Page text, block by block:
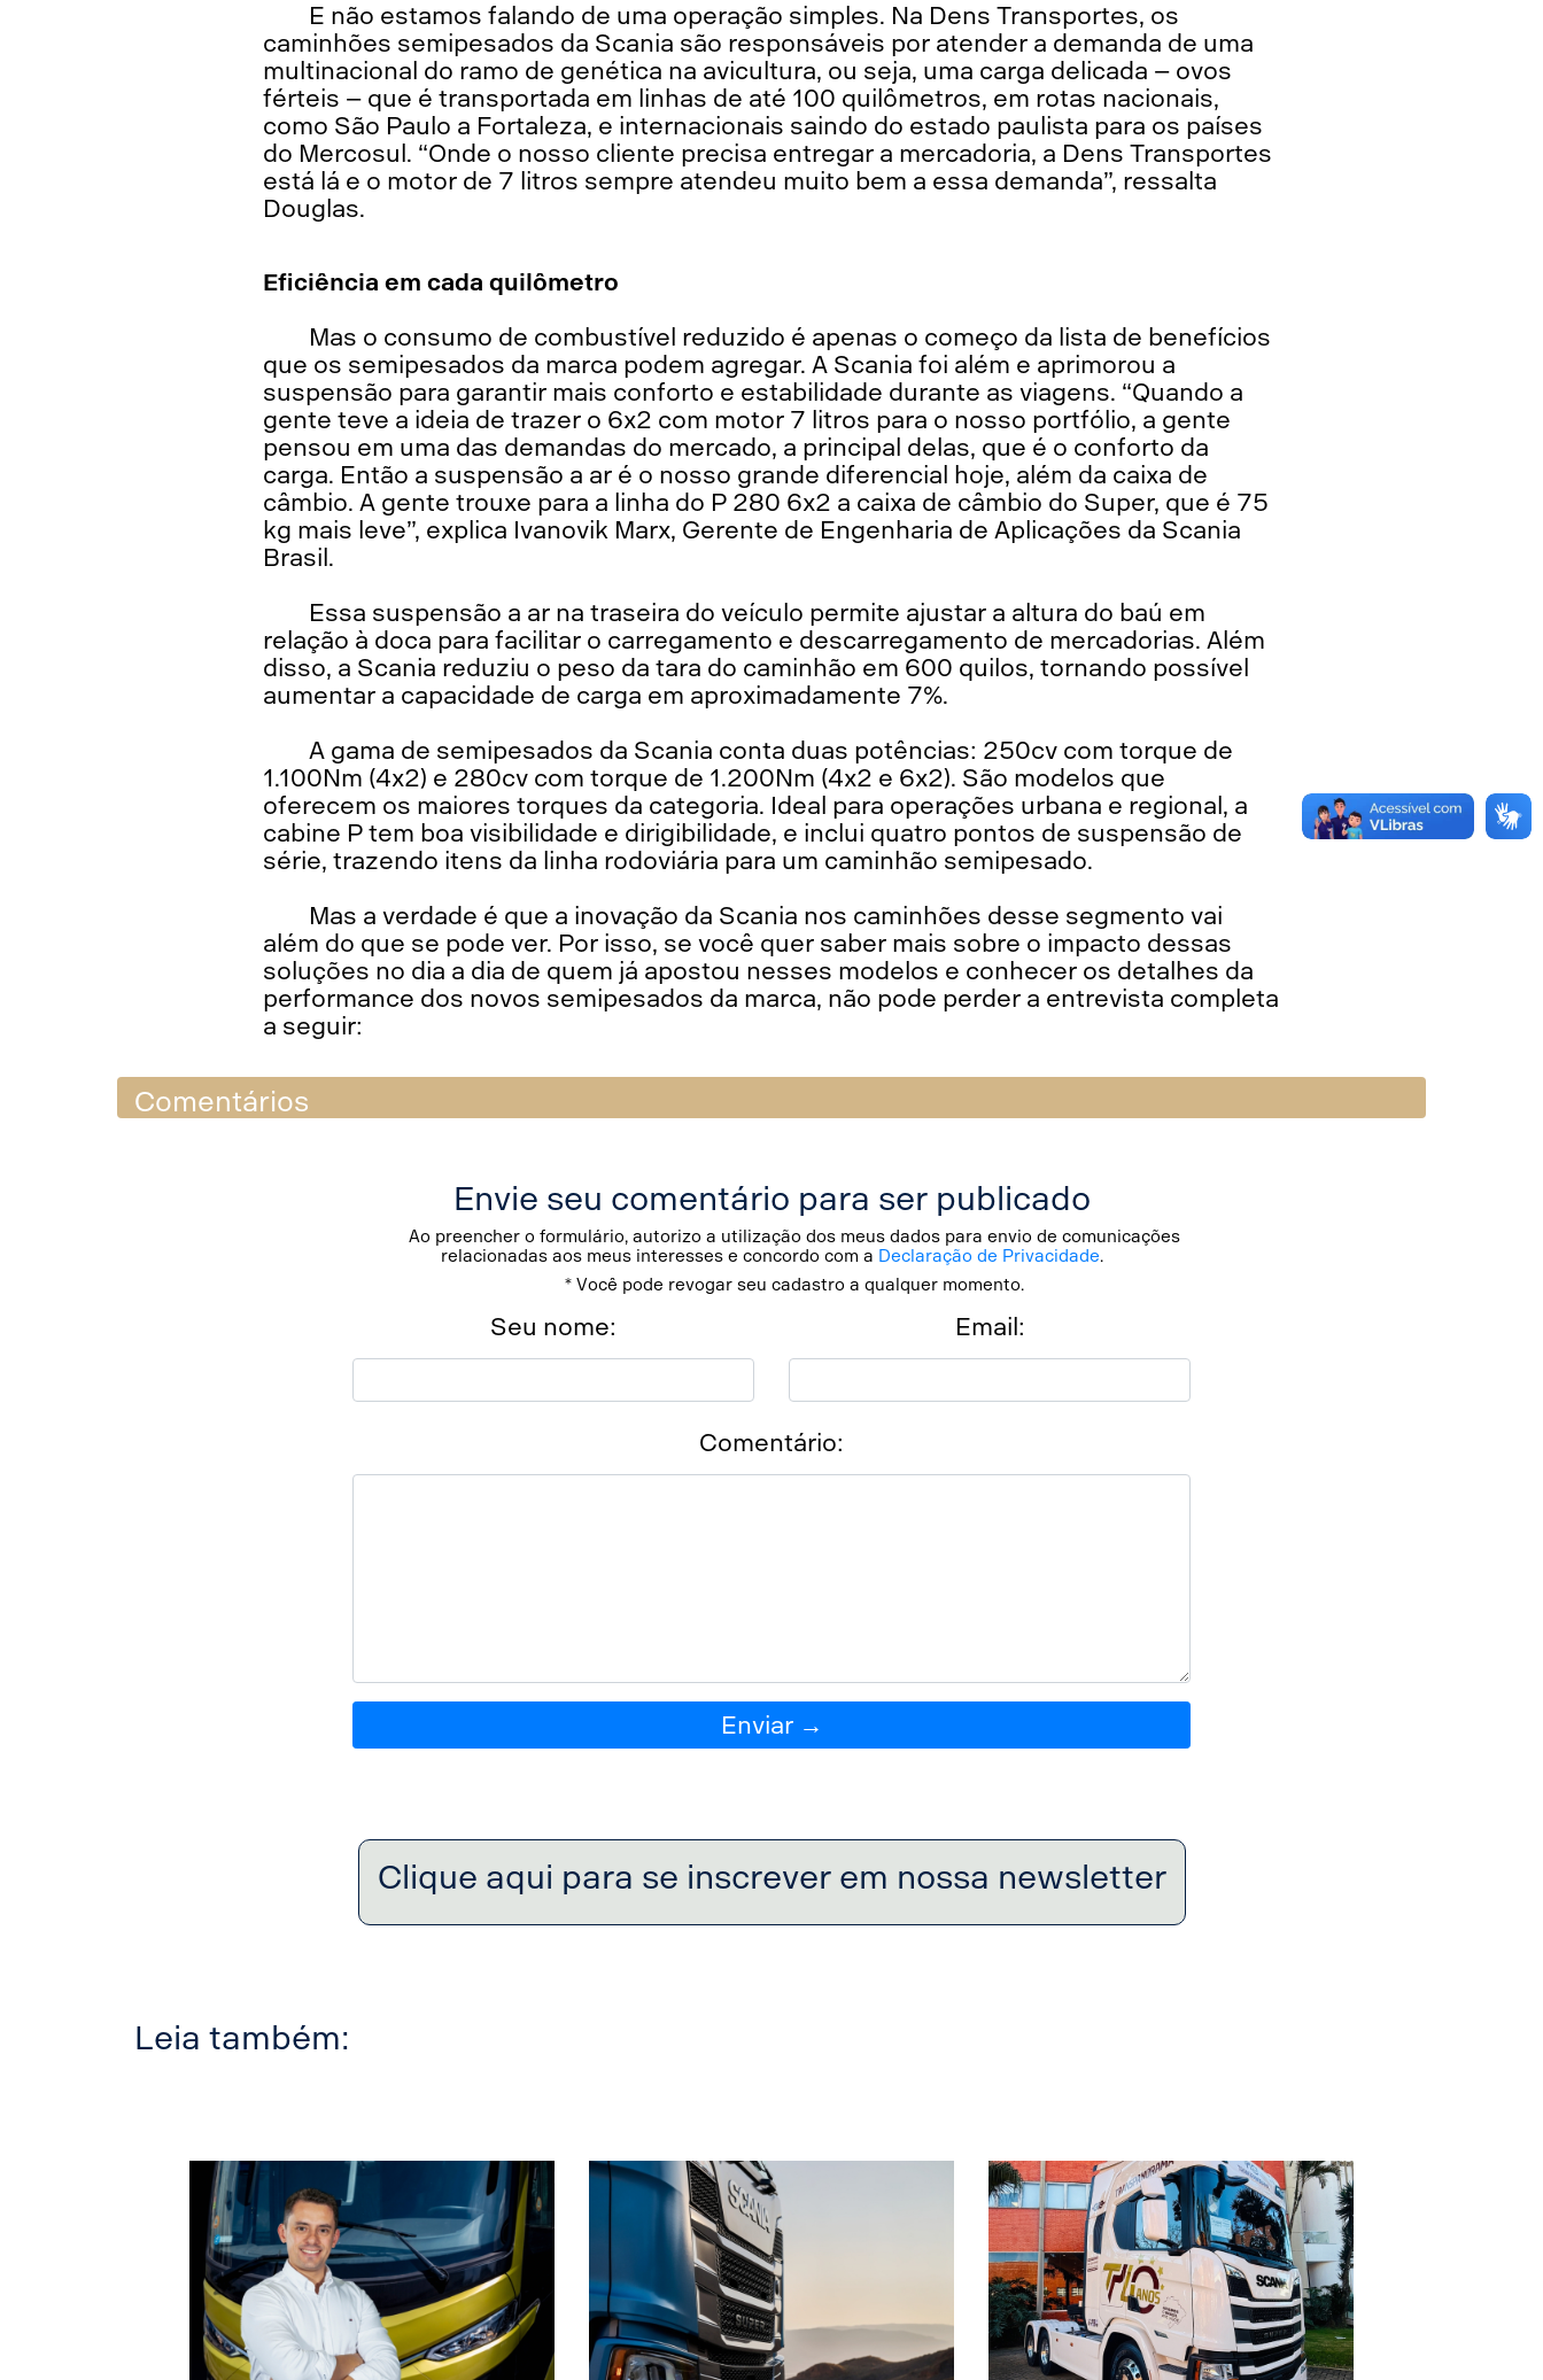
E não estamos falando de uma operação simples. Na Dens Transportes, os
caminhões semipesados da Scania são responsáveis por atender a demanda de uma
multinacional do ramo de genética na avicultura, ou seja, uma carga delicada – ovos
férteis – que é transportada em linhas de até 100 quilômetros, em rotas nacionais,
como São Paulo a Fortaleza, e internacionais saindo do estado paulista para os países
do Mercosul. “Onde o nosso cliente precisa entregar a mercadoria, a Dens Transportes
está lá e o motor de 7 litros sempre atendeu muito bem a essa demanda”, ressalta
Douglas.
Eficiência em cada quilômetro
Mas o consumo de combustível reduzido é apenas o começo da lista de benefícios
que os semipesados da marca podem agregar. A Scania foi além e aprimorou a
suspensão para garantir mais conforto e estabilidade durante as viagens. “Quando a
gente teve a ideia de trazer o 6x2 com motor 7 litros para o nosso portfólio, a gente
pensou em uma das demandas do mercado, a principal delas, que é o conforto da
carga. Então a suspensão a ar é o nosso grande diferencial hoje, além da caixa de
câmbio. A gente trouxe para a linha do P 280 6x2 a caixa de câmbio do Super, que é 75
kg mais leve”, explica Ivanovik Marx, Gerente de Engenharia de Aplicações da Scania
Brasil.
Essa suspensão a ar na traseira do veículo permite ajustar a altura do baú em
relação à doca para facilitar o carregamento e descarregamento de mercadorias. Além
disso, a Scania reduziu o peso da tara do caminhão em 600 quilos, tornando possível
aumentar a capacidade de carga em aproximadamente 7%.
A gama de semipesados da Scania conta duas potências: 250cv com torque de
1.100Nm (4x2) e 280cv com torque de 1.200Nm (4x2 e 6x2). São modelos que
oferecem os maiores torques da categoria. Ideal para operações urbana e regional, a
cabine P tem boa visibilidade e dirigibilidade, e inclui quatro pontos de suspensão de
série, trazendo itens da linha rodoviária para um caminhão semipesado.
Mas a verdade é que a inovação da Scania nos caminhões desse segmento vai
além do que se pode ver. Por isso, se você quer saber mais sobre o impacto dessas
soluções no dia a dia de quem já apostou nesses modelos e conhecer os detalhes da
performance dos novos semipesados da marca, não pode perder a entrevista completa
a seguir:
Comentários
Envie seu comentário para ser publicado
Ao preencher o formulário, autorizo a utilização dos meus dados para envio de comunicações
relacionadas aos meus interesses e concordo com a Declaração de Privacidade.
* Você pode revogar seu cadastro a qualquer momento.
Seu nome: Email:
Comentário:
Enviar →
Clique aqui para se inscrever em nossa newsletter
Leia também: